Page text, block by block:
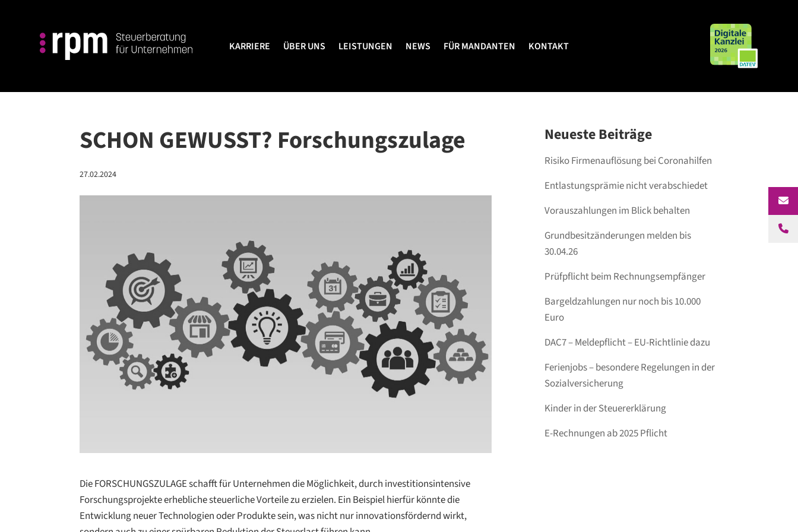
KARRIERE ÜBER UNS LEISTUNGEN NEWS FÜR MANDANTEN KONTAKT
ÜBER UNS FÜR MANDANTEN
SCHON GEWUSST?⁠ Forschungszulage
27.02.2024
Die FORSCHUNGSZULAGE schafft für Unternehmen die Möglichkeit, durch investitionsintensive
Forschungsprojekte erhebliche steuerliche Vorteile zu erzielen. Ein Beispiel hierfür könnte die
Entwicklung neuer Technologien oder Produkte sein, was nicht nur innovationsfördernd wirkt,
Neueste Beiträge
Risiko Firmenauflösung bei Coronahilfen
Entlastungsprämie nicht verabschiedet
Vorauszahlungen im Blick behalten
Grundbesitzänderungen melden bis
30.04.26
Prüfpflicht beim Rechnungsempfänger
Bargeldzahlungen nur noch bis 10.000
Euro
DAC7 – Meldepflicht – EU-Richtlinie dazu
Ferienjobs – besondere Regelungen in der
Sozialversicherung
Kinder in der Steuererklärung
E-Rechnungen ab 2025 Pflicht